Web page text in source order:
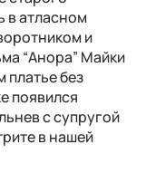
в атласном
и
“Анора” Майки
без
появился
с супругой
в нашей